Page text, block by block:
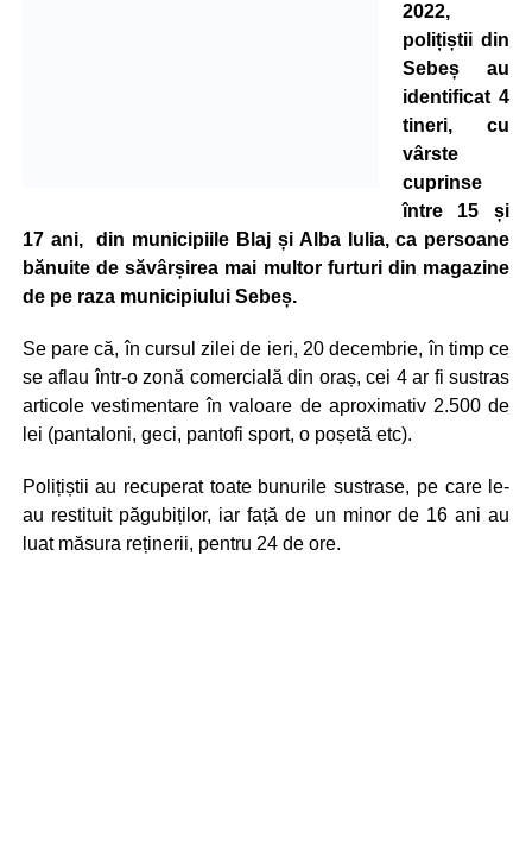
2022,
polițiștii din
Sebeș au
identificat 4
tineri, cu
vârste
cuprinse
între 15 și
17 ani, din municipiile Blaj și Alba Iulia, ca persoane
bănuite de săvârșirea mai multor furturi din magazine
de pe raza municipiului Sebeș.
Se pare că, în cursul zilei de ieri, 20 decembrie, în timp ce
se aflau într-o zonă comercială din oraș, cei 4 ar fi sustras
articole vestimentare în valoare de aproximativ 2.500 de
lei (pantaloni, geci, pantofi sport, o poșetă etc).
Polițiștii au recuperat toate bunurile sustrase, pe care le-
au restituit păgubiților, iar față de un minor de 16 ani au
luat măsura reținerii, pentru 24 de ore.